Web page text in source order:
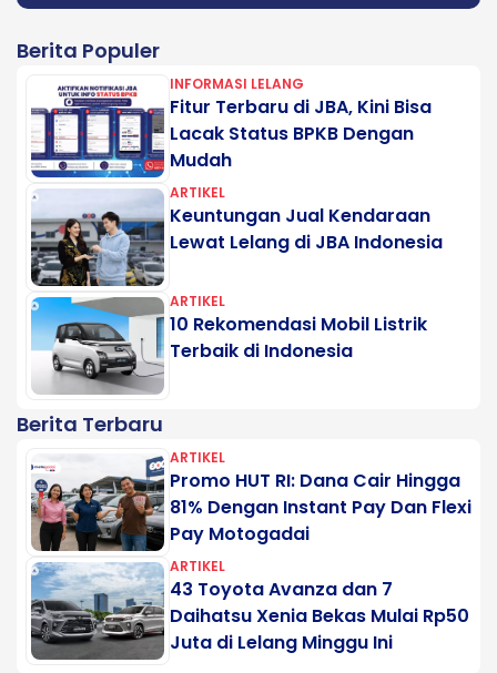
Berita Populer
INFORMASI LELANG
Fitur Terbaru di JBA, Kini Bisa
Lacak Status BPKB Dengan
Mudah
ARTIKEL
Keuntungan Jual Kendaraan
Lewat Lelang di JBA Indonesia
ARTIKEL
10 Rekomendasi Mobil Listrik
Terbaik di Indonesia
Berita Terbaru
ARTIKEL
Promo HUT RI: Dana Cair Hingga
81% Dengan Instant Pay Dan Flexi
Pay Motogadai
ARTIKEL
43 Toyota Avanza dan 7
Daihatsu Xenia Bekas Mulai Rp50
Juta di Lelang Minggu Ini